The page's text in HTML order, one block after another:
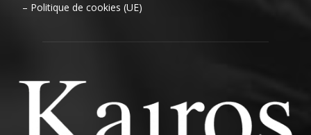
– Politique de cookies (UE)